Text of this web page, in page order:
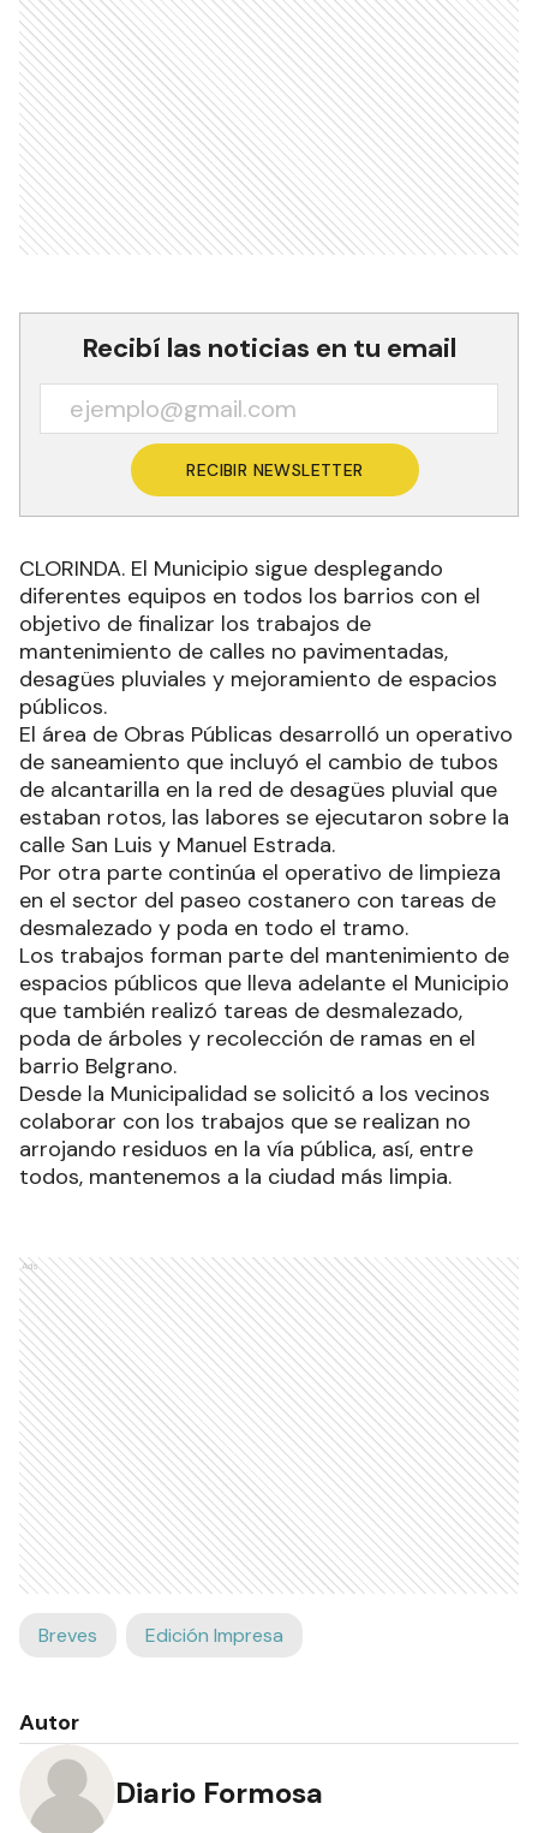
Recibí las noticias en tu email
RECIBIR NEWSLETTER
CLORINDA. El Municipio sigue desplegando
diferentes equipos en todos los barrios con el
objetivo de finalizar los trabajos de
mantenimiento de calles no pavimentadas,
desagües pluviales y mejoramiento de espacios
públicos.
El área de Obras Públicas desarrolló un operativo
de saneamiento que incluyó el cambio de tubos
de alcantarilla en la red de desagües pluvial que
estaban rotos, las labores se ejecutaron sobre la
calle San Luis y Manuel Estrada.
Por otra parte continúa el operativo de limpieza
en el sector del paseo costanero con tareas de
desmalezado y poda en todo el tramo.
Los trabajos forman parte del mantenimiento de
espacios públicos que lleva adelante el Municipio
que también realizó tareas de desmalezado,
poda de árboles y recolección de ramas en el
barrio Belgrano.
Desde la Municipalidad se solicitó a los vecinos
colaborar con los trabajos que se realizan no
arrojando residuos en la vía pública, así, entre
todos, mantenemos a la ciudad más limpia.
Ads
Breves Edición Impresa
Autor
Diario Formosa